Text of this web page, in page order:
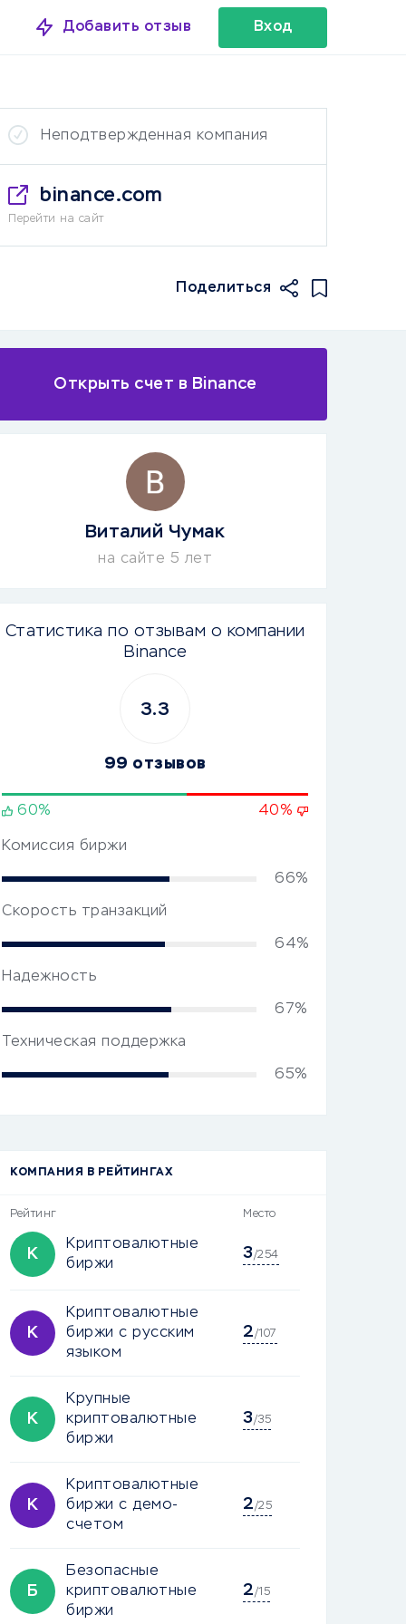
Добавить отзыв Вход
Неподтвержденная компания
binance.com
Перейти на сайт
Поделиться
Открыть счет в Binance
Виталий Чумак
на сайте 5 лет
Статистика по отзывам о компании
Binance
3.3
99 отзывов
60% 40%
Комиссия биржи
66%
Скорость транзакций
64%
Надежность
67%
Техническая поддержка
65%
КОМПАНИЯ В РЕЙТИНГАХ
Рейтинг Место
К
Криптовалютные
биржи
3/254
К
Криптовалютные
биржи с русским
языком
2/107
К
Крупные
криптовалютные
биржи
3/35
К
Криптовалютные
биржи с демо-
счетом
2/25
Б
Безопасные
криптовалютные
биржи
2/15